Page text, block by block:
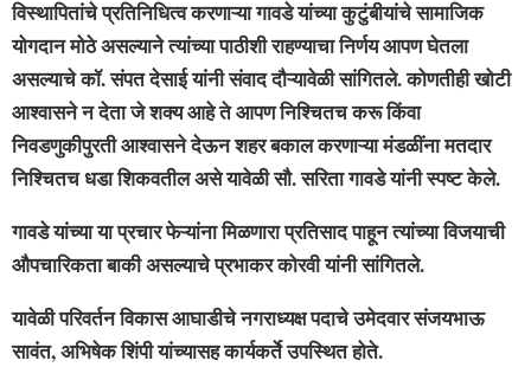
विस्थापितांचे प्रतिनिधित्व करणाऱ्या गावडे यांच्या कुटुंबीयांचे सामाजिक
योगदान मोठे असल्याने त्यांच्या पाठीशी राहण्याचा निर्णय आपण घेतला
असल्याचे कॉ. संपत देसाई यांनी संवाद दौऱ्यावेळी सांगितले. कोणतीही खोटी
आश्वासने न देता जे शक्य आहे ते आपण निश्चितच करू किंवा
निवडणुकीपुरती आश्वासने देऊन शहर बकाल करणाऱ्या मंडळींना मतदार
निश्चितच धडा शिकवतील असे यावेळी सौ. सरिता गावडे यांनी स्पष्ट केले.
गावडे यांच्या या प्रचार फेऱ्यांना मिळणारा प्रतिसाद पाहून त्यांच्या विजयाची
औपचारिकता बाकी असल्याचे प्रभाकर कोरवी यांनी सांगितले.
यावेळी परिवर्तन विकास आघाडीचे नगराध्यक्ष पदाचे उमेदवार संजयभाऊ
सावंत, अभिषेक शिंपी यांच्यासह कार्यकर्ते उपस्थित होते.